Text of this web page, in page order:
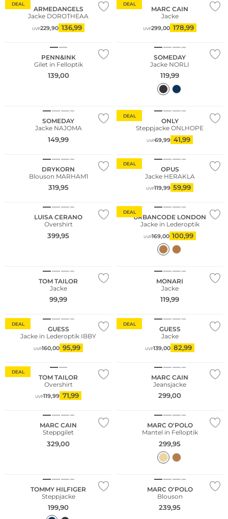
DEAL
ARMEDANGELS
Jacke DOROTHEAA
UVP229,90 136,99
DEAL
MARC CAIN
Jacke
UVP299,00 178,99
PENN&INK
Gilet in Felloptik
139,00
SOMEDAY
Jacke NORLI
119,99
SOMEDAY
Jacke NAJOMA
149,99
DEAL
ONLY
Steppjacke ONLHOPE
UVP69,99 41,99
DRYKORN
Blouson MARHAM1
319,95
DEAL
OPUS
Jacke HERAKLA
UVP119,99 59,99
LUISA CERANO
Overshirt
399,95
DEAL
URBANCODE LONDON
Jacke in Lederoptik
UVP169,00 100,99
TOM TAILOR
Jacke
99,99
MONARI
Jacke
119,99
DEAL
GUESS
Jacke in Lederoptik IBBY
UVP160,00 95,99
DEAL
GUESS
Jacke
UVP139,00 82,99
DEAL
TOM TAILOR
Overshirt
UVP119,99 71,99
MARC CAIN
Jeansjacke
299,00
MARC CAIN
Steppgilet
329,00
MARC O'POLO
Mantel in Felloptik
299,95
TOMMY HILFIGER
Steppjacke
199,90
MARC O'POLO
Blouson
239,95